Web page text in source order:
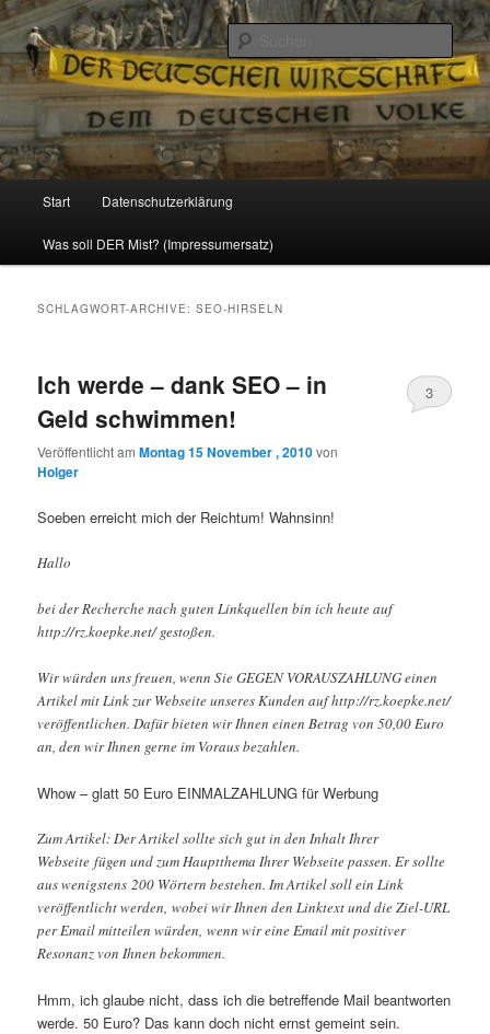
Reizzentrum
Politik, Wirtschaft, Soziales und Gesellschaft
Zum
Inhalt
Zum
sekundären
Start Datenschutzerklärung
Was soll DER Mist? (Impressumersatz)
SCHLAGWORT-ARCHIVE:SEO-HIRSELN
Ich werde – dank SEO – in
Geld schwimmen!
Veröffentlicht amMontag 15 November , 2010von
Holger
3
Soeben erreicht mich der Reichtum! Wahnsinn!
Hallo
bei der Recherche nach guten Linkquellen bin ich heute auf
http://rz.koepke.net/ gestoßen.
Wir würden uns freuen, wenn Sie GEGEN VORAUSZAHLUNG einen
Artikel mit Link zur Webseite unseres Kunden auf http://rz.koepke.net/
veröffentlichen. Dafür bieten wir Ihnen einen Betrag von 50,00 Euro
an, den wir Ihnen gerne im Voraus bezahlen.
Whow – glatt 50 Euro EINMALZAHLUNG für Werbung
Zum Artikel: Der Artikel sollte sich gut in den Inhalt Ihrer
Webseite fügen und zum Hauptthema Ihrer Webseite passen. Er sollte
aus wenigstens 200 Wörtern bestehen. Im Artikel soll ein Link
veröffentlicht werden, wobei wir Ihnen den Linktext und die Ziel-URL
per Email mitteilen würden, wenn wir eine Email mit positiver
Resonanz von Ihnen bekommen.
Hmm, ich glaube nicht, dass ich die betreffende Mail beantworten
werde. 50 Euro? Das kann doch nicht ernst gemeint sein.